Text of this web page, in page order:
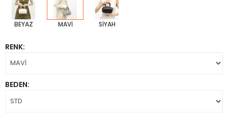
BEYAZ MAVİ SİYAH
RENK:
BEDEN: